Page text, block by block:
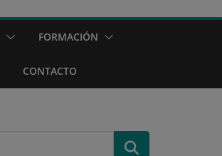
FORMACIÓN
CONTACTO